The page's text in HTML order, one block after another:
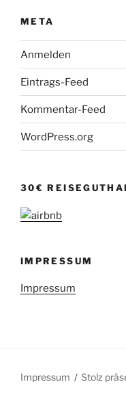
META
Anmelden
Eintrags-Feed
Kommentar-Feed
WordPress.org
30€
IMPRESSUM
Impressum
Impressum Stolz